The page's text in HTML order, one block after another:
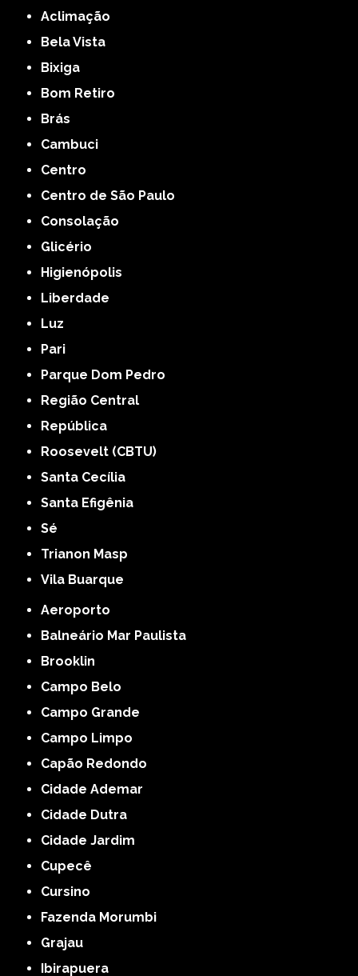
Aclimação
Bela Vista
Bixiga
Bom Retiro
Brás
Cambuci
Centro
Centro de São Paulo
Consolação
Glicério
Higienópolis
Liberdade
Luz
Pari
Parque Dom Pedro
Região Central
República
Roosevelt (CBTU)
Santa Cecília
Santa Efigênia
Sé
Trianon Masp
Vila Buarque
Aeroporto
Balneário Mar Paulista
Brooklin
Campo Belo
Campo Grande
Campo Limpo
Capão Redondo
Cidade Ademar
Cidade Dutra
Cidade Jardim
Cupecê
Cursino
Fazenda Morumbi
Grajau
Ibirapuera